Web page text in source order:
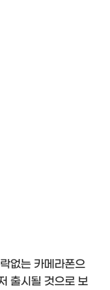
없는 카메라폰으
출시될 것으로 보